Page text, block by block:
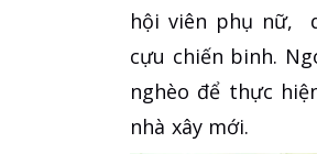
hội viên phụ nữ,
cựu chiến binh.
nghèo để thực
nhà xây mới.